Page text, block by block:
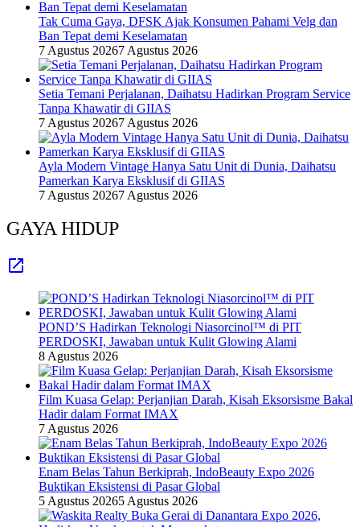
Tak Cuma Gaya, DFSK Ajak Konsumen Pahami Velg dan
Ban Tepat demi Keselamatan
7 Agustus 20267 Agustus 2026
Setia Temani Perjalanan, Daihatsu Hadirkan Program Service
Tanpa Khawatir di GIIAS
7 Agustus 20267 Agustus 2026
Ayla Modern Vintage Hanya Satu Unit di Dunia, Daihatsu
Pamerkan Karya Eksklusif di GIIAS
7 Agustus 20267 Agustus 2026
GAYA HIDUP
POND’S Hadirkan Teknologi Niasorcinol™ di PIT
PERDOSKI, Jawaban untuk Kulit Glowing Alami
8 Agustus 2026
Film Kuasa Gelap: Perjanjian Darah, Kisah Eksorsisme Bakal
Hadir dalam Format IMAX
7 Agustus 2026
Enam Belas Tahun Berkiprah, IndoBeauty Expo 2026
Buktikan Eksistensi di Pasar Global
5 Agustus 20265 Agustus 2026